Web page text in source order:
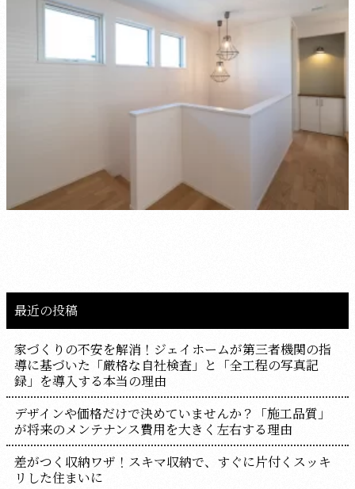
最近の投稿
家づくりの不安を解消！ジェイホームが第三者機関の指
導に基づいた「厳格な自社検査」と「全工程の写真記
録」を導入する本当の理由
デザインや価格だけで決めていませんか？「施工品質」
が将来のメンテナンス費用を大きく左右する理由
差がつく収納ワザ！スキマ収納で、すぐに片付くスッキ
リした住まいに